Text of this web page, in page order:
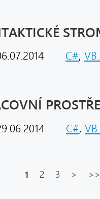
C#,
C#,
1 2 3 >